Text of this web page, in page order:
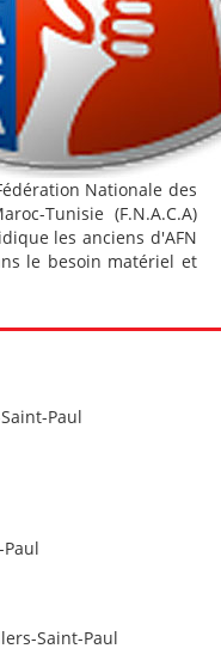
Nationale des
Tunisie (F.N.A.C.A)
les anciens d'AFN
le besoin matériel et
Paul
Saint-Paul